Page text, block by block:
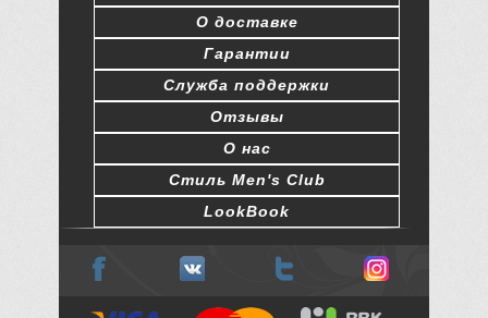
О доставке
Гарантии
Служба поддержки
Отзывы
О нас
Стиль Men's Club
LookBook